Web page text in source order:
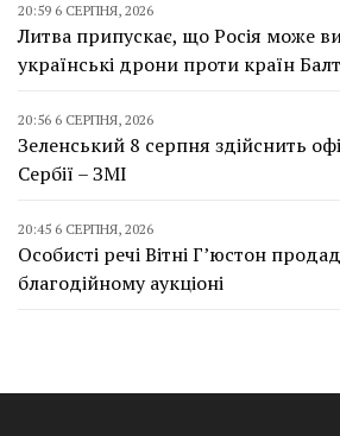
20:59 6 СЕРПНЯ, 2026
Литва припускає, що Росія може
українські дрони проти країн
20:56 6 СЕРПНЯ, 2026
Зеленський 8 серпня здійснить
Сербії – ЗМІ
20:45 6 СЕРПНЯ, 2026
Особисті речі Вітні Г’юстон
благодійному аукціоні